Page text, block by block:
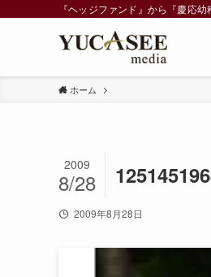
『ヘッジファンド』から『慶応
ホーム
2009
8/28
2009年8月28日